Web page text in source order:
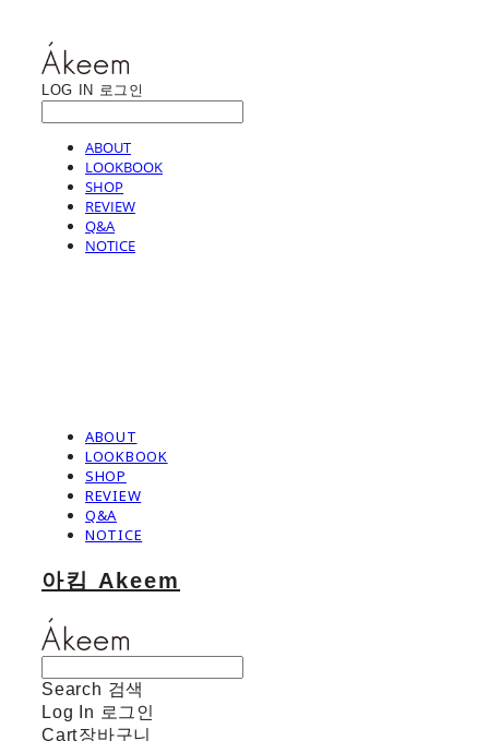
LOG IN 로그인
ABOUT
LOOKBOOK
SHOP
REVIEW
Q&A
NOTICE
ABOUT
LOOKBOOK
SHOP
REVIEW
Q&A
NOTICE
아킴 Akeem
Search 검색
Log In 로그인
Cart장바구니